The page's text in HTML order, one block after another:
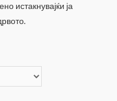
истакнувајќи ја